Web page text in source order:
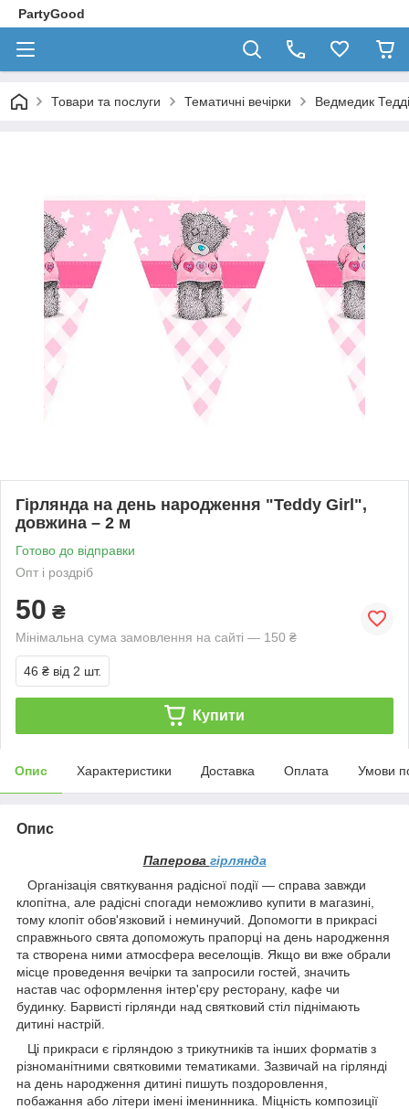
PartyGood
Товари та послуги Тематичні вечірки Ведмедик Тедді
Гірлянда на день народження "Teddy Girl",
довжина – 2 м
Готово до відправки
Опт і роздріб
50 ₴
Мінімальна сума замовлення на сайті — 150 ₴
46 ₴ від 2 шт.
Купити
Опис Характеристики Доставка Оплата Умови
Опис
Паперова гірлянда
Організація святкування радісної події — справа завжди
клопітна, але радісні спогади неможливо купити в магазині,
тому клопіт обов'язковий і неминучий. Допомогти в прикрасі
справжнього свята допоможуть прапорці на день народження
та створена ними атмосфера веселощів. Якщо ви вже обрали
місце проведення вечірки та запросили гостей, значить
настав час оформлення інтер'єру ресторану, кафе чи
будинку. Барвисті гірлянди над святковий стіл піднімають
дитині настрій.
Ці прикраси є гірляндою з трикутників та інших форматів з
різноманітними святковими тематиками. Зазвичай на гірлянді
на день народження дитині пишуть поздоровлення,
побажання або літери імені іменинника. Міцність композиції